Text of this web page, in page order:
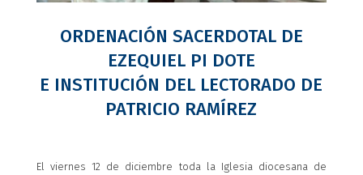
ORDENACIÓN SACERDOTAL DE
EZEQUIEL PI DOTE
E INSTITUCIÓN DEL LECTORADO DE
PATRICIO RAMÍREZ
El viernes 12 de diciembre toda la Iglesia diocesana de